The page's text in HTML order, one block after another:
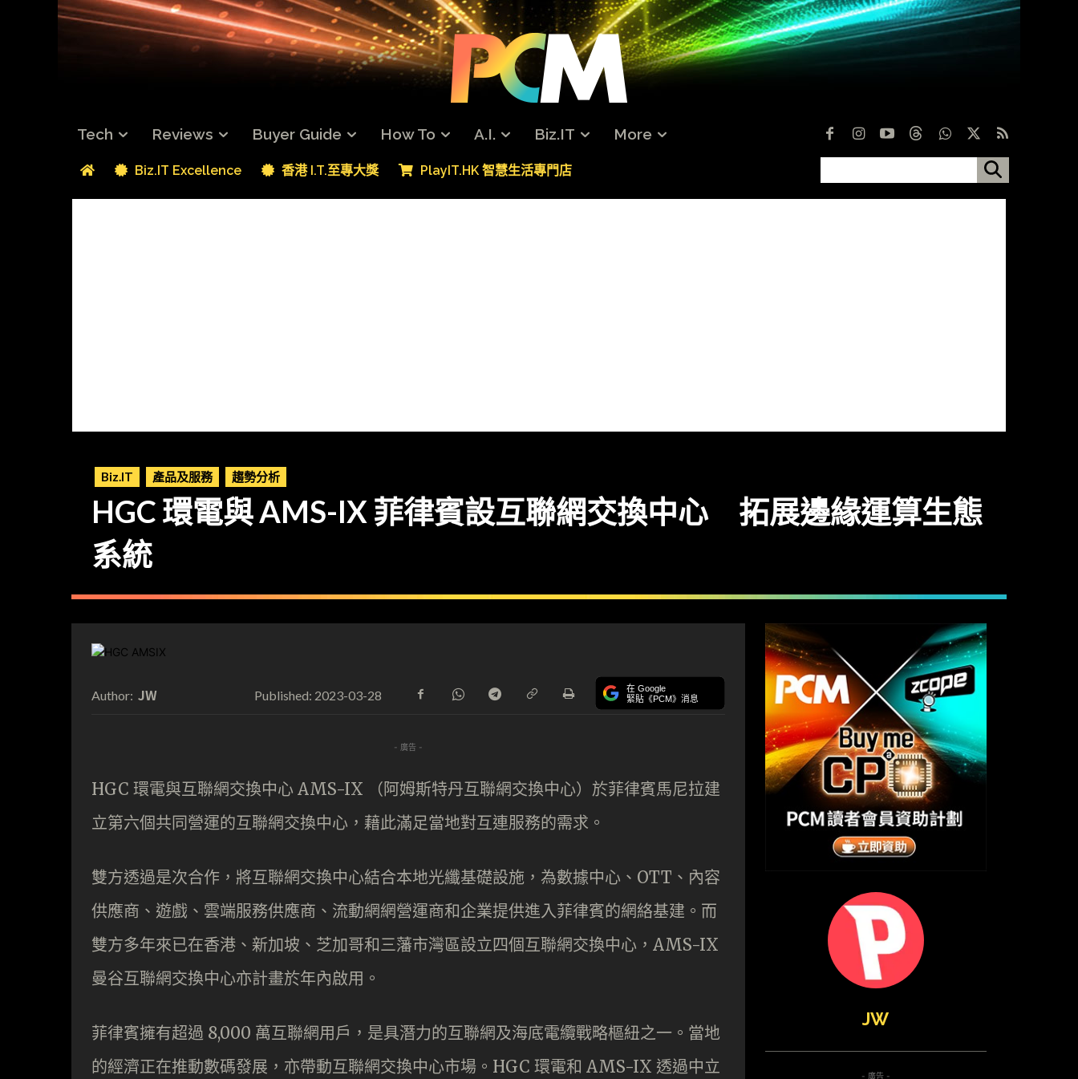
Tech Reviews Buyer Guide How To A.I. Biz.IT More
Biz.IT Excellence 香港 I.T.至專大獎 PlayIT.HK 智慧生活專門店
Biz.IT 產品及服務 趨勢分析
HGC 環電與 AMS-IX 菲律賓設互聯網交換中心 拓展邊緣運算生態
系統
Author: JW Published: 2023-03-28 在 Google
緊貼《PCM》消息
- 廣告 -
HGC 環電與互聯網交換中心 AMS-IX （阿姆斯特丹互聯網交換中心）於菲律賓馬尼拉建
立第六個共同營運的互聯網交換中心，藉此滿足當地對互連服務的需求。
雙方透過是次合作，將互聯網交換中心結合本地光纖基礎設施，為數據中心、OTT、內容
供應商、遊戲、雲端服務供應商、流動網網營運商和企業提供進入菲律賓的網絡基建。而
雙方多年來已在香港、新加坡、芝加哥和三藩市灣區設立四個互聯網交換中心，AMS-IX
曼谷互聯網交換中心亦計畫於年內啟用。
菲律賓擁有超過 8,000 萬互聯網用戶，是具潛力的互聯網及海底電纜戰略樞紐之一。當地
的經濟正在推動數碼發展，亦帶動互聯網交換中心市場。HGC 環電和 AMS-IX 透過中立
JW
- 廣告 -